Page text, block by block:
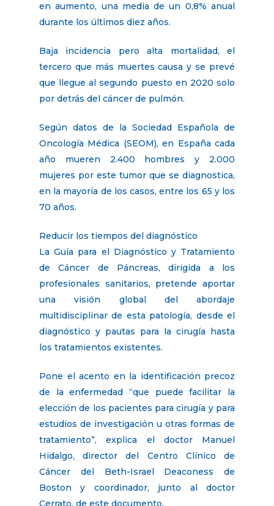
en aumento, una media de un 0,8% anual
durante los últimos diez años.
Baja incidencia pero alta mortalidad, el
tercero que más muertes causa y se prevé
que llegue al segundo puesto en 2020 solo
por detrás del cáncer de pulmón.
Según datos de la Sociedad Española de
Oncología Médica (SEOM), en España cada
año mueren 2.400 hombres y 2.000
mujeres por este tumor que se diagnostica,
en la mayoría de los casos, entre los 65 y los
70 años.
Reducir los tiempos del diagnóstico
La Guía para el Diagnóstico y Tratamiento
de Cáncer de Páncreas, dirigida a los
profesionales sanitarios, pretende aportar
una visión global del abordaje
multidisciplinar de esta patología, desde el
diagnóstico y pautas para la cirugía hasta
los tratamientos existentes.
Pone el acento en la identificación precoz
de la enfermedad “que puede facilitar la
elección de los pacientes para cirugía y para
estudios de investigación u otras formas de
tratamiento”, explica el doctor Manuel
Hidalgo, director del Centro Clínico de
Cáncer del Beth-Israel Deaconess de
Boston y coordinador, junto al doctor
Cerrato, de este documento.